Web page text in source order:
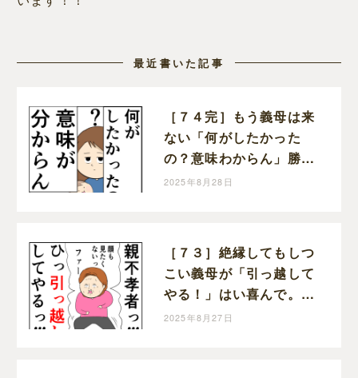
最近書いた記事
［７４完］もう義母は来
ない「何がしたかった
の？意味わからん」勝っ
た！クセ強義母に抗う嫁
2025年8月28日
［７３］絶縁してもしつ
こい義母が「引っ越して
やる！」はい喜んで。ク
セ強義母に抗う嫁達｜岡
2025年8月27日